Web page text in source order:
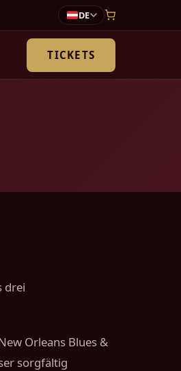
DE
TICKETS
drei
Orleans Blues &
sorgfältig